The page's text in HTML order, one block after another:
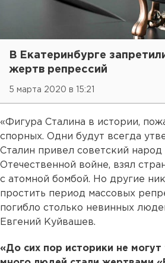
В Екатеринбурге
жертв репрессий
5 марта 2020 в 15:21
«Фигура Сталина в истории,
спорных. Одни будут всегда
Сталин привел советский
Отечественной войне, взял
с атомной бомбой. Но другие
простить период массовых
погибло столько невинных
Евгений Куйвашев.
«До сих пор историки не могут